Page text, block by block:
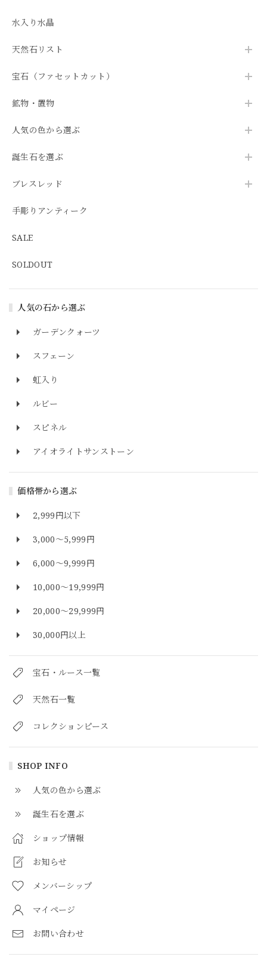
水入り水晶
天然石リスト
宝石（ファセットカット）
鉱物・置物
人気の色から選ぶ
誕生石を選ぶ
ブレスレッド
手彫りアンティーク
SALE
SOLDOUT
人気の石から選ぶ
ガーデンクォーツ
スフェーン
虹入り
ルビー
スピネル
アイオライトサンストーン
価格帯から選ぶ
2,999円以下
3,000～5,999円
6,000～9,999円
10,000～19,999円
20,000～29,999円
30,000円以上
宝石・ルース一覧
天然石一覧
コレクションピース
SHOP INFO
人気の色から選ぶ
誕生石を選ぶ
ショップ情報
お知らせ
メンバーシップ
マイページ
お問い合わせ